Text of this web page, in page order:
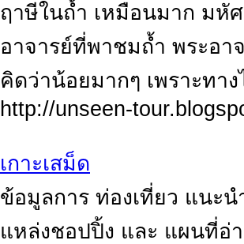
ฤาษีในถ้ำ เหมือนมาก มหั
อาจารย์ที่พาชมถ้ำ พระอ
คิดว่าน้อยมากๆ เพราะทา
http://unseen-
เกาะเสม็ด
ข้อมูลการ ท่องเที่ยว แนะ
แหล่งชอปปิ้ง และ แผนที่อ่า